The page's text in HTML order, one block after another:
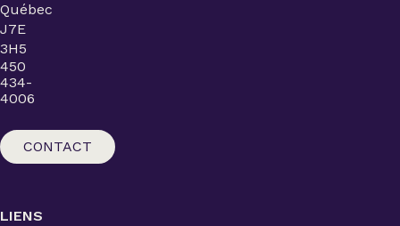
Québec
J7E
3H5
450
434-
4006
CONTACT
LIENS